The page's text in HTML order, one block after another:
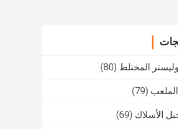
المختلط (80)
(79)
الأسلاك (69)